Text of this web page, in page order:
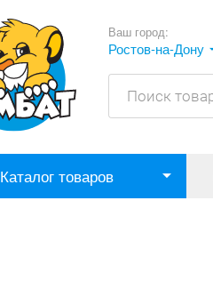
Ваш город:
Ростов-на-Дону
Каталог товаров